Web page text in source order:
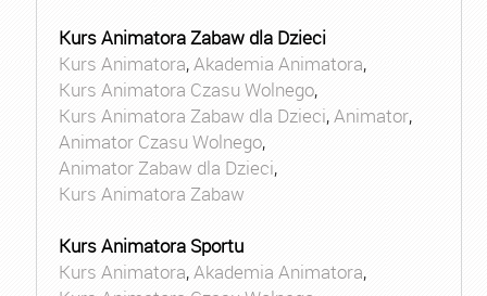
Kurs Animatora Zabaw dla Dzieci
Kurs Animatora,Akademia Animatora,
Kurs Animatora Czasu Wolnego,
Kurs Animatora Zabaw dla Dzieci,Animator,
Animator Czasu Wolnego,
Animator Zabaw dla Dzieci,
Kurs Animatora Zabaw
Kurs Animatora Sportu
Kurs Animatora,Akademia Animatora,